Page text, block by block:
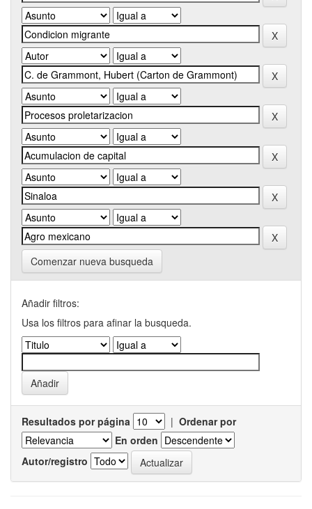
Comenzar nueva busqueda
Añadir filtros:
Usa los filtros para afinar la busqueda.
Resultados por página | Ordenar por
En orden
Autor/registro